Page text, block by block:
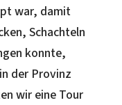
war, damit
Schachteln
konnte,
der Provinz
wir eine Tour